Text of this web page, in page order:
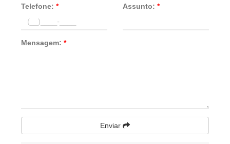
Telefone:* Assunto: *
Mensagem:*
Enviar